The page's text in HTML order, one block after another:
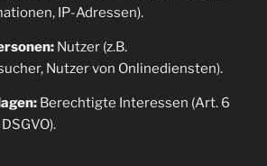
IP-Adressen).
Nutzer (z.B.
Nutzer von Onlinediensten).
Berechtigte Interessen (Art. 6